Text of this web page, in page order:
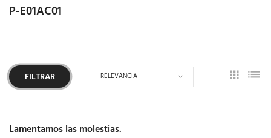
P-E01AC01
FILTRAR RELEVANCIA
Lamentamos las molestias.